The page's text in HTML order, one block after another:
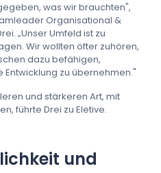
was wir brauchten",
Organisational &
„Unser Umfeld ist zu
Wir wollten öfter zuhören,
dazu befähigen,
zu übernehmen."
und stärkeren Art, mit
führte Drei zu Eletive.
und